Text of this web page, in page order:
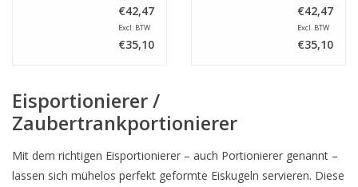
€42,47
Excl. BTW
€35,10
€42,47
Excl. BTW
€35,10
Eisportionierer /
Zaubertrankportionierer
Mit dem richtigen Eisportionierer – auch Portionierer genannt –
lassen sich mühelos perfekt geformte Eiskugeln servieren. Diese